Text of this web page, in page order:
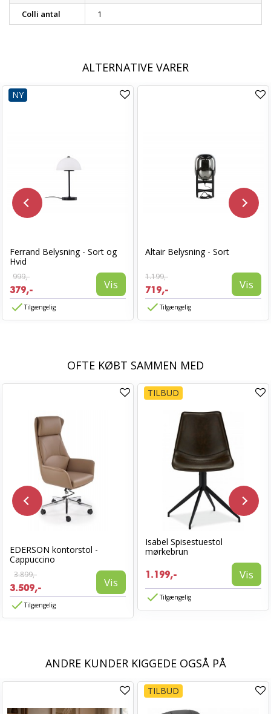
Colli antal 1
ALTERNATIVE VARER
NY
Ferrand Belysning - Sort og
Hvid
999,-
379,- Vis
Tilgængelig
Altair Belysning - Sort
1.199,-
719,- Vis
Tilgængelig
OFTE KØBT SAMMEN MED
EDERSON kontorstol -
Cappuccino
3.899,-
3.509,- Vis
Tilgængelig
TILBUD
Isabel Spisestuestol
mørkebrun
1.199,- Vis
Tilgængelig
ANDRE KUNDER KIGGEDE OGSÅ PÅ
TILBUD